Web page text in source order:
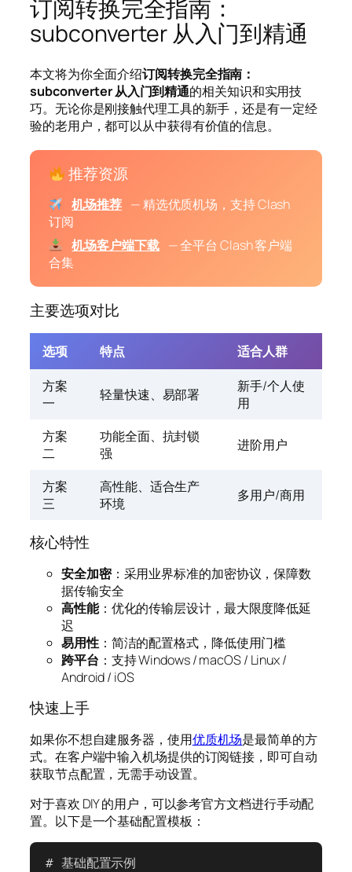
订阅转换完全指南：
subconverter 从入门到精通
本文将为你全面介绍订阅转换完全指南：
subconverter 从入门到精通的相关知识和实用技
巧。无论你是刚接触代理工具的新手，还是有一定经
验的老用户，都可以从中获得有价值的信息。
推荐资源
机场推荐 — 精选优质机场，支持 Clash
订阅
机场客户端下载 — 全平台 Clash 客户端
合集
主要选项对比
选项 特点
适合人群
方案
一
轻量快速、易部署
新手/个人使
用
方案
二
功能全面、抗封锁
强
进阶用户
方案
三
高性能、适合生产
环境
多用户/商用
核心特性
安全加密：采用业界标准的加密协议，保障数
据传输安全
高性能：优化的传输层设计，最大限度降低延
迟
易用性：简洁的配置格式，降低使用门槛
跨平台 ：支持 Windows / macOS / Linux /
Android / iOS
快速上手
如果你不想自建服务器，使用优质机场是最简单的方
式。在客户端中输入机场提供的订阅链接，即可自动
获取节点配置，无需手动设置。
对于喜欢 DIY 的用户，可以参考官方文档进行手动配
置。以下是一个基础配置模板：
# 基础配置示例